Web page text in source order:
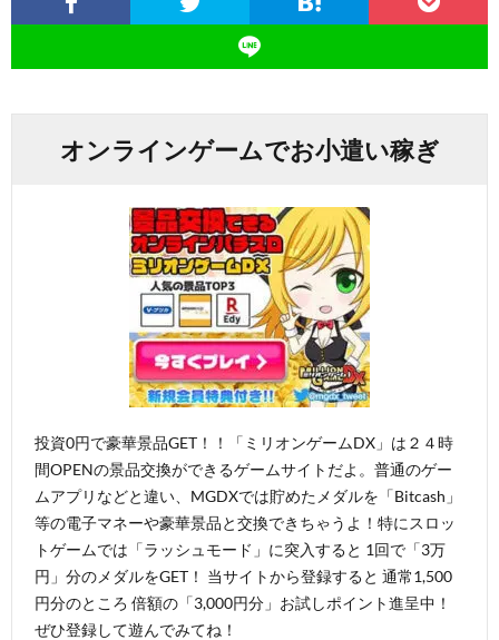
オンラインゲームでお小遣い稼ぎ
投資0円で豪華景品GET！！「ミリオンゲームDX」は２４時
間OPENの景品交換ができるゲームサイトだよ。普通のゲー
ムアプリなどと違い、MGDXでは貯めたメダルを「Bitcash」
等の電子マネーや豪華景品と交換できちゃうよ！特にスロッ
トゲームでは「ラッシュモード」に突入すると 1回で「3万
円」分のメダルをGET！ 当サイトから登録すると 通常1,500
円分のところ 倍額の「3,000円分」お試しポイント進呈中！
ぜひ登録して遊んでみてね！